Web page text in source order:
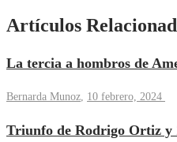
Artículos
La tercia a hombros de
Bernarda Munoz 10 febrero, 2024
Triunfo de Rodrigo Ortiz y